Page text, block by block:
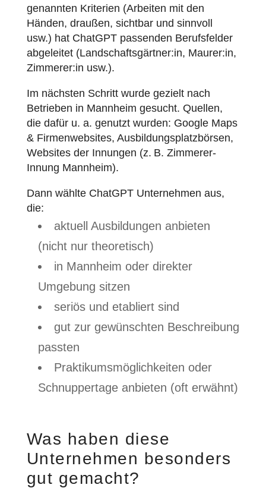
genannten Kriterien (Arbeiten mit den
Händen, draußen, sichtbar und sinnvoll
usw.) hat ChatGPT passenden Berufsfelder
abgeleitet (Landschaftsgärtner:in, Maurer:in,
Zimmerer:in usw.).
Im nächsten Schritt wurde gezielt nach
Betrieben in Mannheim gesucht. Quellen,
die dafür u. a. genutzt wurden: Google Maps
& Firmenwebsites, Ausbildungsplatzbörsen,
Websites der Innungen (z. B. Zimmerer-
Innung Mannheim).
Dann wählte ChatGPT Unternehmen aus,
die:
aktuell Ausbildungen anbieten
(nicht nur theoretisch)
in Mannheim oder direkter
Umgebung sitzen
seriös und etabliert sind
gut zur gewünschten Beschreibung
passten
Praktikumsmöglichkeiten oder
Schnuppertage anbieten (oft erwähnt)
Was haben diese
Unternehmen besonders
gut gemacht?